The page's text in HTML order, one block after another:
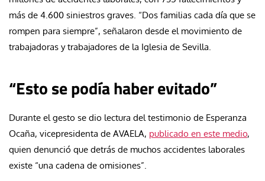
más de 4.600 siniestros graves. “Dos familias cada día que se
rompen para siempre”, señalaron desde el movimiento de
trabajadoras y trabajadores de la Iglesia de Sevilla.
“Esto se podía haber evitado”
Durante el gesto se dio lectura del testimonio de Esperanza
Ocaña, vicepresidenta de AVAELA, publicado en este medio,
quien denunció que detrás de muchos accidentes laborales
existe “una cadena de omisiones”.